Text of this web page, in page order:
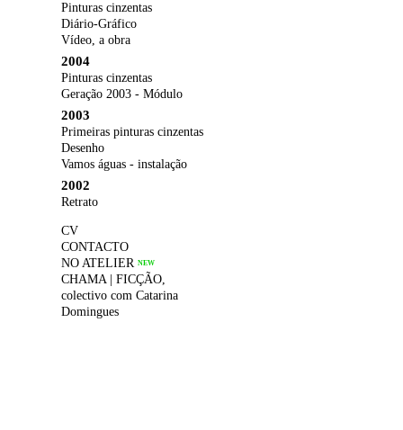
Pinturas cinzentas
Diário-Gráfico
Vídeo, a obra
2004
Pinturas cinzentas
Geração 2003 - Módulo
2003
Primeiras pinturas cinzentas
Desenho
Vamos águas - instalação
2002
Retrato
CV
CONTACTO
NO ATELIER NEW
CHAMA | FICÇÃO,
colectivo com Catarina
Domingues